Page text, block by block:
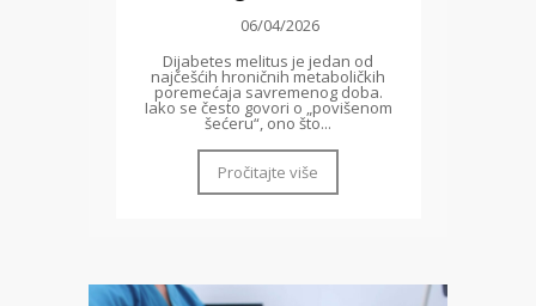
06/04/2026
Dijabetes melitus je jedan od
najčešćih hroničnih metaboličkih
poremećaja savremenog doba.
Iako se često govori o „povišenom
šećeru“, ono što...
Pročitajte više